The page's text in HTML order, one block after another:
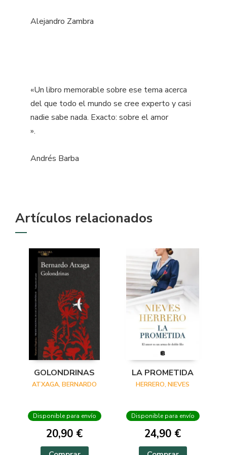
Alejandro Zambra
«Un libro memorable sobre ese tema acerca
del que todo el mundo se cree experto y casi
nadie sabe nada. Exacto: sobre el amor
».
Andrés Barba
Artículos relacionados
GOLONDRINAS
ATXAGA, BERNARDO
Disponible para envío
20,90 €
LA PROMETIDA
HERRERO, NIEVES
Disponible para envío
24,90 €